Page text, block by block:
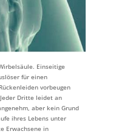
Einseitige
für einen
vorbeugen
Dritte leidet an
aber kein Grund
ihres Lebens unter
Erwachsene in